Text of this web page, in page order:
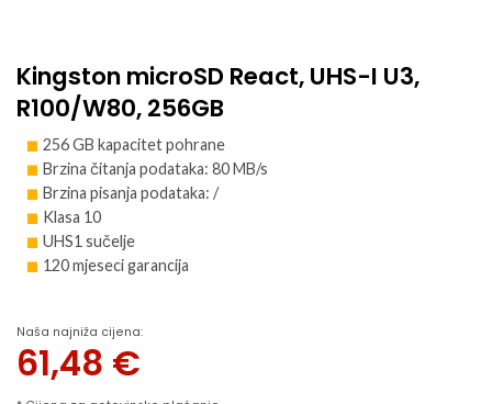
Kingston microSD React, UHS-I U3,
R100/W80, 256GB
256 GB kapacitet pohrane
Brzina čitanja podataka: 80 MB/s
Brzina pisanja podataka: /
Klasa 10
UHS1 sučelje
120 mjeseci garancija
Naša najniža cijena:
61,48 €